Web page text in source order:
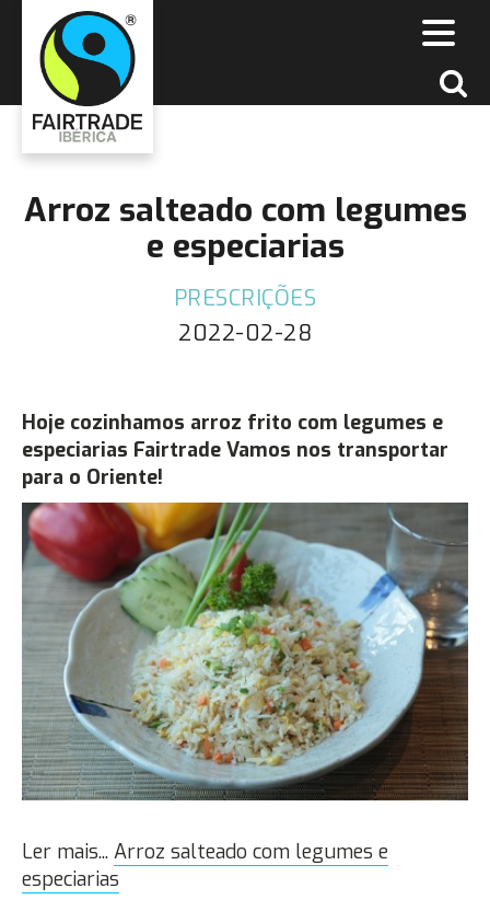
Arroz salteado com legumes
e especiarias
PRESCRIÇÕES
2022-02-28
Hoje cozinhamos arroz frito com legumes e
especiarias Fairtrade Vamos nos transportar
para o Oriente!
Ler mais... Arroz salteado com legumes e
especiarias